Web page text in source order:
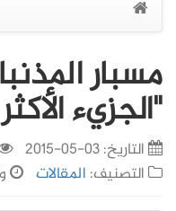
مسبار
"الجزيء
التاريخ:03-05-2015
التصنيف: المقالات